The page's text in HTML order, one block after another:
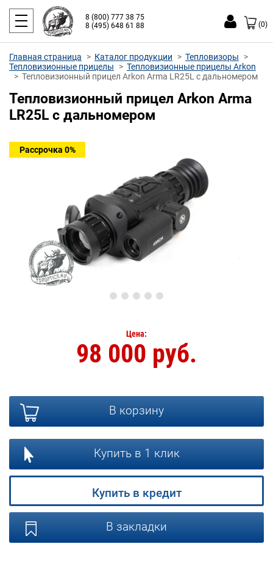
8 (800) 777 38 75
8 (495) 648 61 88
(0)
Главная страница Каталог продукции
Тепловизоры
Тепловизионные прицелы
Тепловизионные прицелы Arkon
Тепловизионный прицел Arkon Arma LR25L с дальномером
Тепловизионный прицел Arkon Arma
LR25L с дальномером
Рассрочка 0%
Цена:
98 000 руб.
В корзину
Купить в 1 клик
Купить в кредит
В закладки